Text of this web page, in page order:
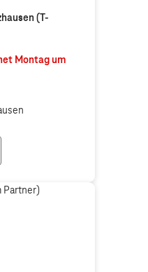
(T-
Montag um
Borgholzhausen (T-Partner)